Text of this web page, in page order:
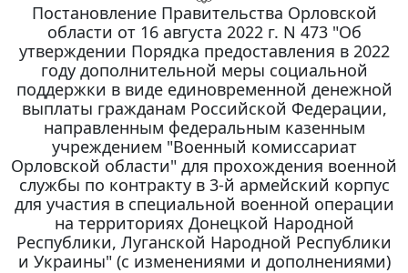
Постановление Правительства Орловской
области от 16 августа 2022 г. N 473 "Об
утверждении Порядка предоставления в 2022
году дополнительной меры социальной
поддержки в виде единовременной денежной
выплаты гражданам Российской Федерации,
направленным федеральным казенным
учреждением "Военный комиссариат
Орловской области" для прохождения военной
службы по контракту в 3-й армейский корпус
для участия в специальной военной операции
на территориях Донецкой Народной
Республики, Луганской Народной Республики
и Украины" (с изменениями и дополнениями)